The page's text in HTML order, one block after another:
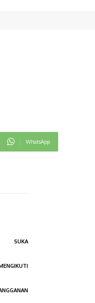
WhatsApp
SUKA